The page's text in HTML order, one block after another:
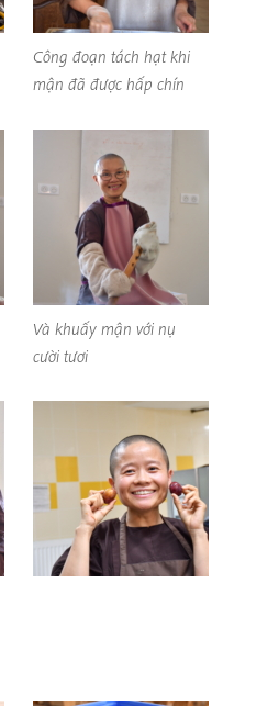
Công đoạn tách hạt khi
mận đã được hấp chín
Và khuấy mận với nụ
cười tươi